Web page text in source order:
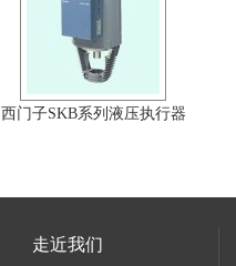
西门子SKB系列液压执行器
走近我们